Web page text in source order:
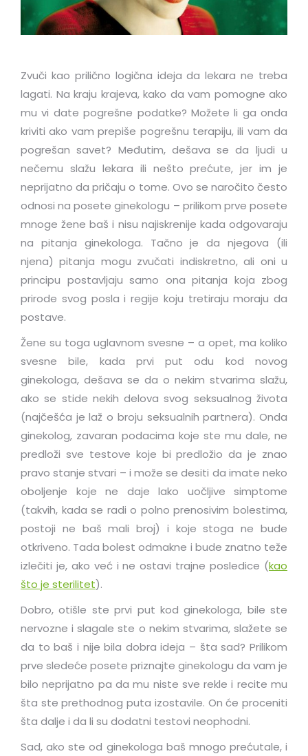
Zvuči kao prilično logična ideja da lekara ne treba
lagati. Na kraju krajeva, kako da vam pomogne ako
mu vi date pogrešne podatke? Možete li ga onda
kriviti ako vam prepiše pogrešnu terapiju, ili vam da
pogrešan savet? Međutim, dešava se da ljudi u
nečemu slažu lekara ili nešto prećute, jer im je
neprijatno da pričaju o tome. Ovo se naročito često
odnosi na posete ginekologu – prilikom prve posete
mnoge žene baš i nisu najiskrenije kada odgovaraju
na pitanja ginekologa. Tačno je da njegova (ili
njena) pitanja mogu zvučati indiskretno, ali oni u
principu postavljaju samo ona pitanja koja zbog
prirode svog posla i regije koju tretiraju moraju da
postave.
Žene su toga uglavnom svesne – a opet, ma koliko
svesne bile, kada prvi put odu kod novog
ginekologa, dešava se da o nekim stvarima slažu,
ako se stide nekih delova svog seksualnog života
(najčešća je laž o broju seksualnih partnera). Onda
ginekolog, zavaran podacima koje ste mu dale, ne
predloži sve testove koje bi predložio da je znao
pravo stanje stvari – i može se desiti da imate neko
oboljenje koje ne daje lako uočljive simptome
(takvih, kada se radi o polno prenosivim bolestima,
postoji ne baš mali broj) i koje stoga ne bude
otkriveno. Tada bolest odmakne i bude znatno teže
izlečiti je, ako već i ne ostavi trajne posledice (kao
što je sterilitet).
Dobro, otišle ste prvi put kod ginekologa, bile ste
nervozne i slagale ste o nekim stvarima, slažete se
da to baš i nije bila dobra ideja – šta sad? Prilikom
prve sledeće posete priznajte ginekologu da vam je
bilo neprijatno pa da mu niste sve rekle i recite mu
šta ste prethodnog puta izostavile. On će proceniti
šta dalje i da li su dodatni testovi neophodni.
Sad, ako ste od ginekologa baš mnogo prećutale, i